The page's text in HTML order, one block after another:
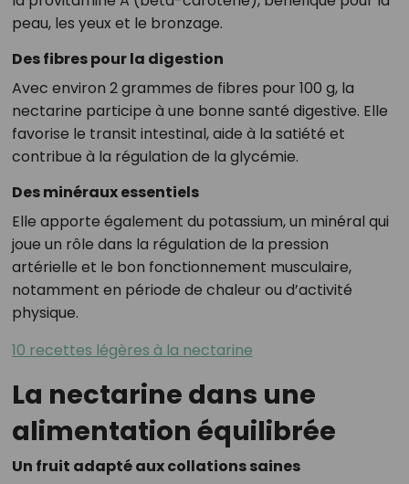
peau, les yeux et le bronzage.
Des fibres pour la digestion
Avec environ 2 grammes de fibres pour 100 g, la
nectarine participe à une bonne santé digestive. Elle
favorise le transit intestinal, aide à la satiété et
contribue à la régulation de la glycémie.
Des minéraux essentiels
Elle apporte également du potassium, un minéral qui
joue un rôle dans la régulation de la pression
artérielle et le bon fonctionnement musculaire,
notamment en période de chaleur ou d’activité
physique.
10 recettes légères à la nectarine
La nectarine dans une
alimentation équilibrée
Un fruit adapté aux collations saines